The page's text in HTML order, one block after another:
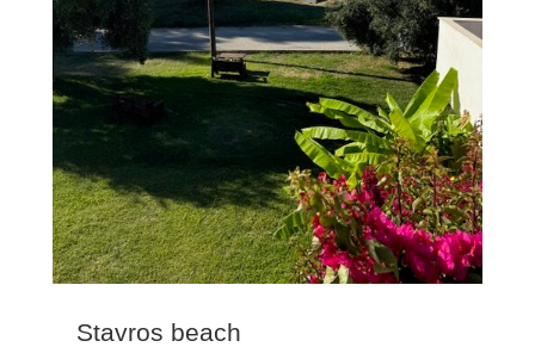
Stavros beach